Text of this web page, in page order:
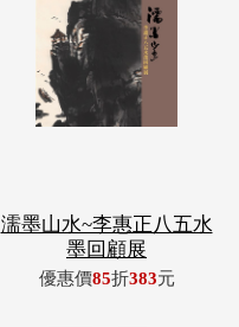
濡墨山水~李惠正八五水
墨回顧展
優惠價85折383元